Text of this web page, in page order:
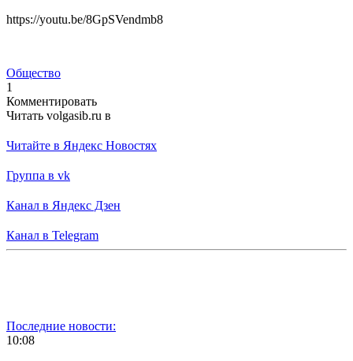
https://youtu.be/8GpSVendmb8
Общество
1
Комментировать
Читать volgasib.ru в
Читайте в Яндекс Новостях
Группа в vk
Канал в Яндекс Дзен
Канал в Telegram
Последние новости:
10:08